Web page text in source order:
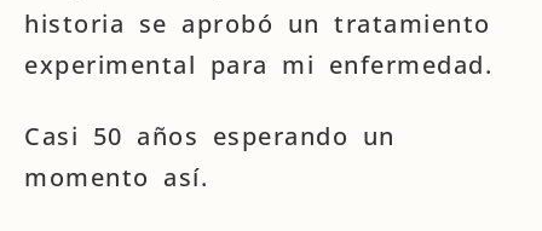
historia se aprobó un tratamiento
experimental para mi enfermedad.
Casi 50 años esperando un
momento así.